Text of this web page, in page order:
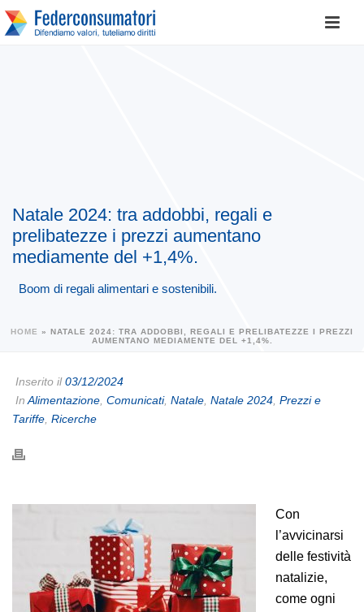
Natale 2024: tra addobbi, regali e
prelibatezze i prezzi aumentano
mediamente del +1,4%.
Boom di regali alimentari e sostenibili.
HOME » NATALE 2024: TRA ADDOBBI, REGALI E PRELIBATEZZE I PREZZI
AUMENTANO MEDIAMENTE DEL +1,4%.
Inserito il03/12/2024
In Alimentazione Comunicati, Natale Natale 2024 Prezzi e
Tariffe Ricerche
Con
l’avvicinarsi
delle festività
natalizie,
come ogni